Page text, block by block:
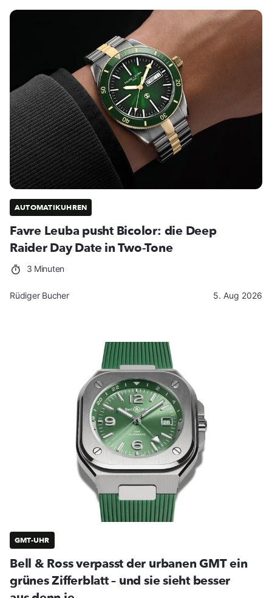
AUTOMATIKUHREN
Favre Leuba pusht Bicolor: die Deep
Raider Day Date in Two-Tone
3 Minuten
Rüdiger Bucher 5. Aug 2026
GMT-UHR
Bell & Ross verpasst der urbanen GMT ein
grünes Zifferblatt – und sie sieht besser